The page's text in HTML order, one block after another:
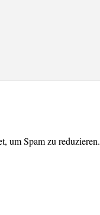
um Spam zu reduzieren.